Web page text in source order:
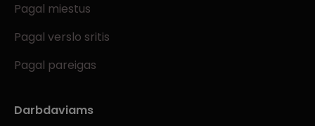
Pagal miestus
Pagal verslo sritis
Pagal pareigas
Darbdaviams